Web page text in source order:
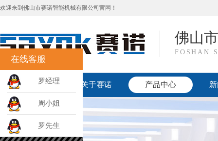
欢迎来到佛山市赛诺智能机械有限公司官网！
佛山
FOSHAN
网站首页 关于赛诺 产品中心
在线客服
罗经理
周小姐
罗先生